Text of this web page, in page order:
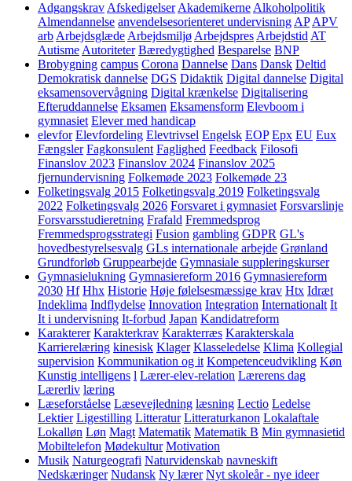
Adgangskrav Afskedigelser Akademikerne Alkoholpolitik
Almendannelse anvendelsesorienteret undervisning AP APV
arb Arbejdsglæde Arbejdsmiljø Arbejdspres Arbejdstid AT
Autisme Autoriteter Bæredygtighed Besparelse BNP
Brobygning campus Corona Dannelse Dans Dansk Deltid
Demokratisk dannelse DGS Didaktik Digital dannelse Digital
eksamensovervågning Digital krænkelse Digitalisering
Efteruddannelse Eksamen Eksamensform Elevboom i
gymnasiet Elever med handicap
elevfor Elevfordeling Elevtrivsel Engelsk EOP Epx EU Eux
Fængsler Fagkonsulent Faglighed Feedback Filosofi
Finanslov 2023 Finanslov 2024 Finanslov 2025
fjernundervisning Folkemøde 2023 Folkemøde 23
Folketingsvalg 2015 Folketingsvalg 2019 Folketingsvalg
2022 Folketingsvalg 2026 Forsvaret i gymnasiet Forsvarslinje
Forsvarsstudieretning Frafald Fremmedsprog
Fremmedsprogsstrategi Fusion gambling GDPR GL's
hovedbestyrelsesvalg GLs internationale arbejde Grønland
Grundforløb Gruppearbejde Gymnasiale suppleringskurser
Gymnasielukning Gymnasiereform 2016 Gymnasiereform
2030 Hf Hhx Historie Høje følelsesmæssige krav Htx Idræt
Indeklima Indflydelse Innovation Integration Internationalt It
It i undervisning It-forbud Japan Kandidatreform
Karakterer Karakterkrav Karakterræs Karakterskala
Karrierelæring kinesisk Klager Klasseledelse Klima Kollegial
supervision Kommunikation og it Kompetenceudvikling Køn
Kunstig intelligens l Lærer-elev-relation Lærerens dag
Lærerliv læring
Læseforståelse Læsevejledning læsning Lectio Ledelse
Lektier Ligestilling Litteratur Litteraturkanon Lokalaftale
Lokalløn Løn Magt Matematik Matematik B Min gymnasietid
Mobiltelefon Mødekultur Motivation
Musik Naturgeografi Naturvidenskab navneskift
Nedskæringer Nudansk Ny lærer Nyt skoleår - nye ideer